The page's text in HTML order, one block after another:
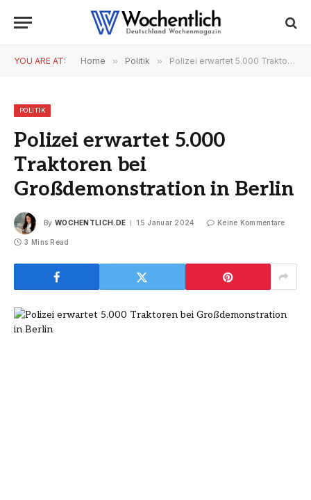
YOU ARE AT: Home » Politik » Polizei erwartet 5.000 Traktoren bei Großdemonstration in Berlin
POLITIK
Polizei erwartet 5.000
Traktoren bei
Großdemonstration in Berlin
By WOCHENTLICH.DE 15 Januar 2024 Keine Kommentare
3 Mins Read